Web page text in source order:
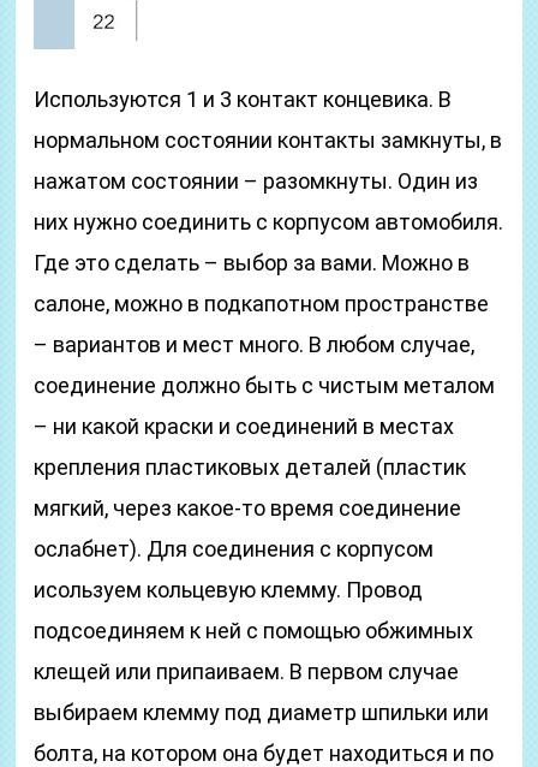
Используются 1 и 3 контакт концевика. В
нормальном состоянии контакты замкнуты, в
нажатом состоянии – разомкнуты. Один из
них нужно соединить с корпусом автомобиля.
Где это сделать – выбор за вами. Можно в
салоне, можно в подкапотном пространстве
– вариантов и мест много. В любом случае,
соединение должно быть с чистым металом
– ни какой краски и соединений в местах
крепления пластиковых деталей (пластик
мягкий, через какое-то время соединение
ослабнет). Для соединения с корпусом
исользуем кольцевую клемму. Провод
подсоединяем к ней с помощью обжимных
клещей или припаиваем. В первом случае
выбираем клемму под диаметр шпильки или
болта, на котором она будет находиться и по